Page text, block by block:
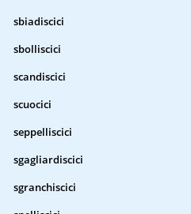
sbiadiscici
sbolliscici
scandiscici
scuocici
seppelliscici
sgagliardiscici
sgranchiscici